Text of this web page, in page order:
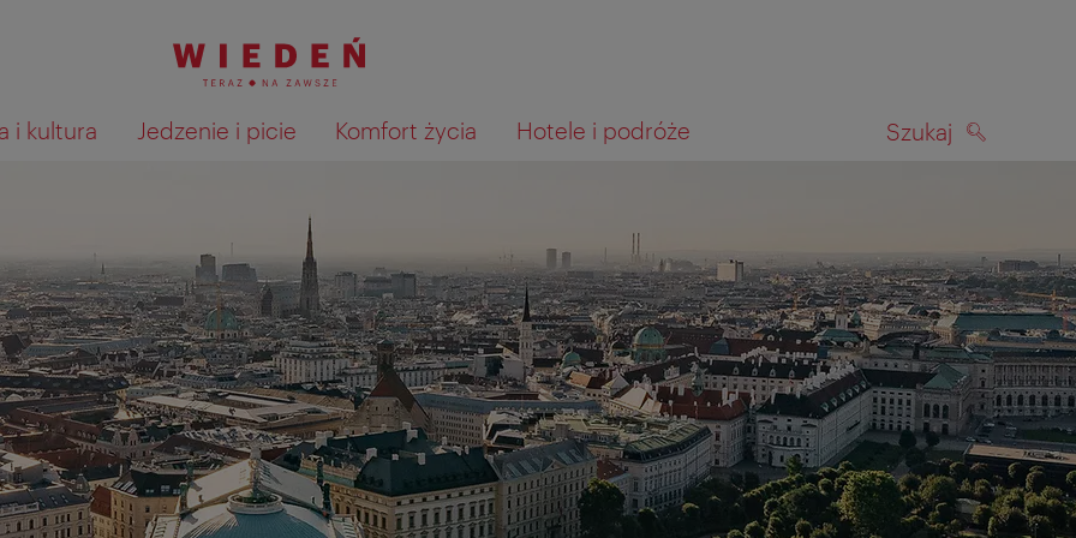
i kultura Jedzenie i picie Komfort życia Hotele i podróże Szukaj